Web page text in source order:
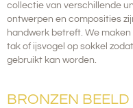
collectie van verschillende
ontwerpen en composities
handwerk betreft. We
tak of ijsvogel op sokkel
gebruikt kan worden.
BRONZEN BEELD